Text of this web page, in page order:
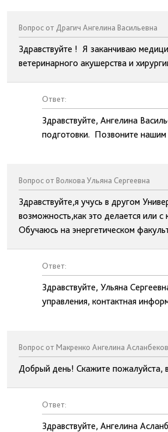
Вопрос от Драгич Ангелина Васильевна
Здравствуйте ! Я заканчиваю
ветеринарного акушерства и
Ответ:
Здравствуйте, Ангелина
подготовки. Позвоните
Вопрос от Волкова Ульяна Сергеевна
Здравствуйте,я учусь в другом
возможность,как это делается или
Обучаюсь на энергетическом
Ответ:
Здравствуйте, Ульяна
управления, контактная
Вопрос от Макренко Ангелина
Добрый день! Скажите пожалуйста, в
Ответ:
Здравствуйте, Ангелина